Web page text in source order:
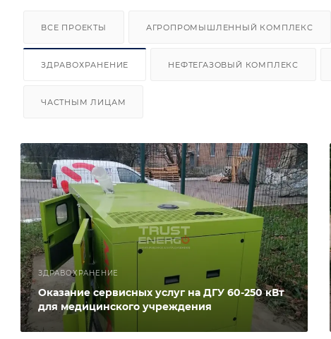
ВСЕ ПРОЕКТЫ АГРОПРОМЫШЛЕННЫЙ КОМПЛЕКС
ЗДРАВОХРАНЕНИЕ НЕФТЕГАЗОВЫЙ КОМПЛЕКС
ЧАСТНЫМ ЛИЦАМ
ЗДРАВОХРАНЕНИЕ
Оказание сервисных услуг на ДГУ 60-250 кВт
для медицинского учреждения